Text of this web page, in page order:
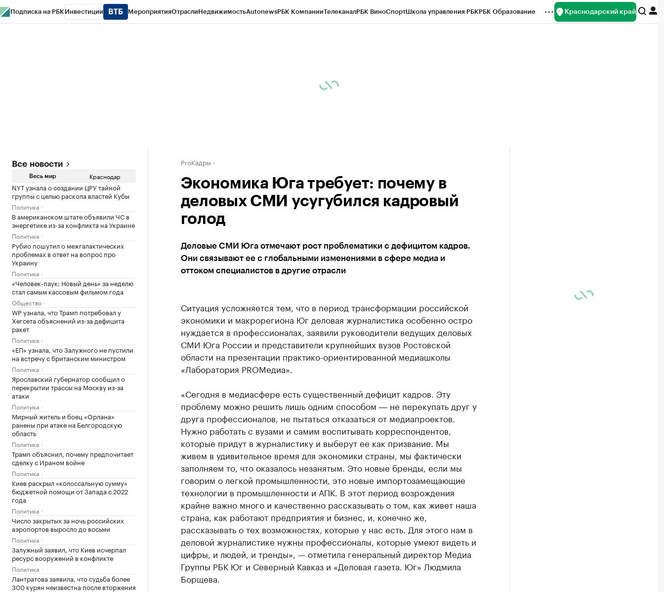
Подписка на РБК Инвестиции МероприятияОтраслиНедвижимостьAutonewsРБК КомпанииТелеканалРБК ВиноСпортШкола управления РБКРБК Образование Краснодарский край
Все новости
Весь мир Краснодар
NYT узнала о создании ЦРУ тайной
группы с целью раскола властей Кубы
Политика
В американском штате объявили ЧС в
энергетике из-за конфликта на Украине
Политика
Рубио пошутил о межгалактических
проблемах в ответ на вопрос про
Украину
Политика
«Человек-паук: Новый день» за неделю
стал самым кассовым фильмом года
Общество
WP узнала, что Трамп потребовал у
Хегсета объяснений из-за дефицита
ракет
Политика
«ЕП» узнала, что Залужного не пустили
на встречу с британским министром
Политика
Ярославский губернатор сообщил о
перекрытии трассы на Москву из-за
атаки
Политика
Мирный житель и боец «Орлана»
ранены при атаке на Белгородскую
область
Политика
Трамп объяснил, почему предпочитает
сделку с Ираном войне
Политика
Киев раскрыл «колоссальную сумму»
бюджетной помощи от Запада с 2022
года
Политика
Число закрытых за ночь российских
аэропортов выросло до восьми
Политика
Залужный заявил, что Киев исчерпал
ресурс вооружений в конфликте
Политика
Лантратова заявила, что судьба более
300 курян неизвестна после вторжения
ProКадры
Экономика Юга требует: почему в
деловых СМИ усугубился кадровый
голод
Деловые СМИ Юга отмечают рост проблематики с дефицитом кадров.
Они связывают ее с глобальными изменениями в сфере медиа и
оттоком специалистов в другие отрасли
Ситуация усложняется тем, что в период трансформации российской
экономики и макрорегиона Юг деловая журналистика особенно остро
нуждается в профессионалах, заявили руководители ведущих деловых
СМИ Юга России и представители крупнейших вузов Ростовской
области на презентации практико-ориентированной медиашколы
«Лаборатория PROМедиа».
«Сегодня в медиасфере есть существенный дефицит кадров. Эту
проблему можно решить лишь одним способом ― не перекупать друг у
друга профессионалов, не пытаться отказаться от медиапроектов.
Нужно работать с вузами и самим воспитывать корреспондентов,
которые придут в журналистику и выберут ее как призвание. Мы
живем в удивительное время для экономики страны, мы фактически
заполняем то, что оказалось незанятым. Это новые бренды, если мы
говорим о легкой промышленности, это новые импортозамещающие
технологии в промышленности и АПК. В этот период возрождения
крайне важно много и качественно рассказывать о том, как живет наша
страна, как работают предприятия и бизнес, и, конечно же,
рассказывать о тех возможностях, которые у нас есть. Для этого нам в
деловой журналистике нужны профессионалы, которые умеют видеть и
цифры, и людей, и тренды», — отметила генеральный директор Медиа
Группы РБК Юг и Северный Кавказ и «Деловая газета. Юг» Людмила
Борщева.